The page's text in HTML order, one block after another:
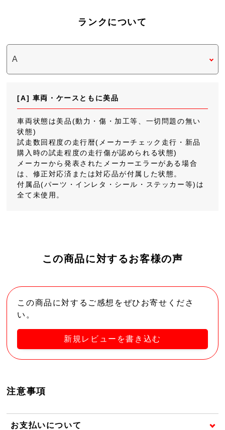
ランクについて
[A] 車両・ケースともに美品
車両状態は美品(動力・傷・加工等、一切問題の無い
状態)
試走数回程度の走行暦(メーカーチェック走行・新品
購入時の試走程度の走行傷が認められる状態)
メーカーから発表されたメーカーエラーがある場合
は、修正対応済または対応品が付属した状態。
付属品(パーツ・インレタ・シール・ステッカー等)は
全て未使用。
この商品に対するお客様の声
この商品に対するご感想をぜひお寄せくださ
い。
新規レビューを書き込む
注意事項
お支払いについて